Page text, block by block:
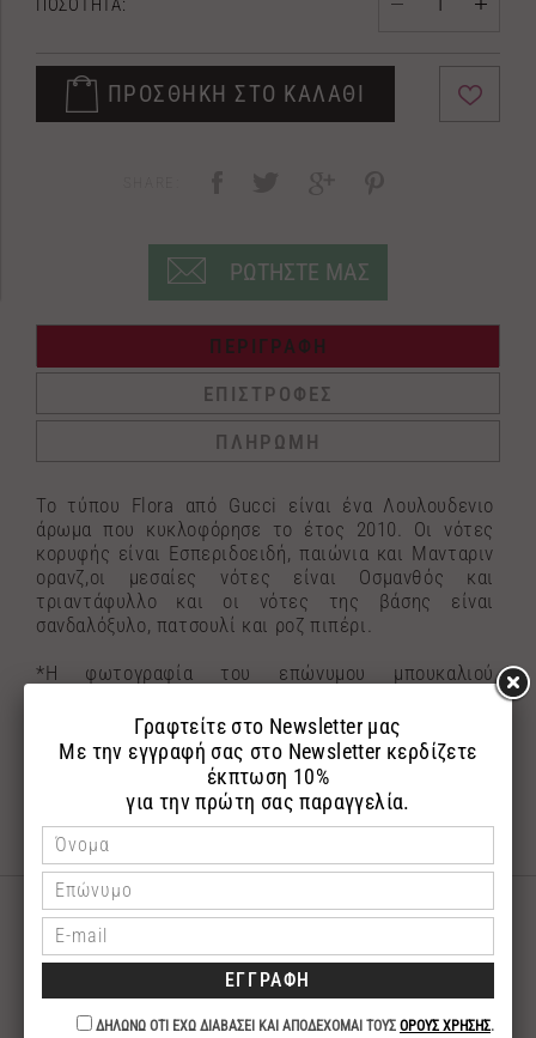
ΠΟΣΟΤΗΤΑ:
ΠΡΟΣΘΗΚΗ ΣΤΟ ΚΑΛΑΘΙ
ΡΩΤΗΣΤΕ ΜΑΣ
ΠΕΡΙΓΡΑΦΗ
ΕΠΙΣΤΡΟΦΕΣ
ΠΛΗΡΩΜΗ
Το τύπου Flora από Gucci είναι ένα Λουλουδενιο
άρωμα που κυκλοφόρησε το έτος 2010. Οι νότες
κορυφής είναι Εσπεριδοειδή, παιώνια και Μανταριν
ορανζ,οι μεσαίες νότες είναι Oσμανθός και
τριαντάφυλλο και οι νότες της βάσης είναι
σανδαλόξυλο, πατσουλί και ροζ πιπέρι.
*Η φωτογραφία του επώνυμου μπουκαλιού
αγαπημένου σας επώνυμου αρώματος.Τα αρώματα
αποστέλλονται σε γυάλινη συσκευασία με το
λογότυπο της εταιρίας μας.
ΣΧΕΤΙΚΑ ΠΡΟΪΟΝΤΑ